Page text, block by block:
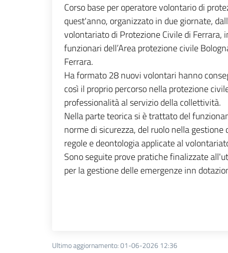
Corso base per operatore volontario di
quest'anno, organizzato in due giornate,
volontariato di Protezione Civile di Ferrara,
funzionari dell’Area protezione civile
Ferrara.
Ha formato 28 nuovi volontari hanno
così il proprio percorso nella protezione
professionalità al servizio della collettività.
Nella parte teorica si è trattato del
norme di sicurezza, del ruolo nella
regole e deontologia applicate al
Sono seguiteprove pratiche finalizzate
per la gestione delle emergenze inn
Ultimo aggiornamento:01-06-2026 12:36